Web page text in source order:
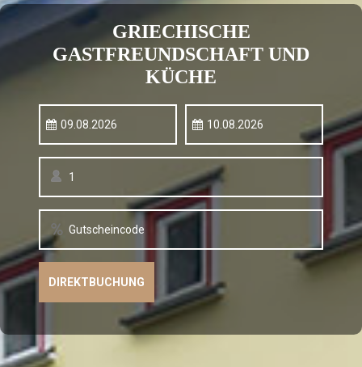
GRIECHISCHE
GASTFREUNDSCHAFT UND
KÜCHE
09.08.2026 10.08.2026
1
Gutscheincode